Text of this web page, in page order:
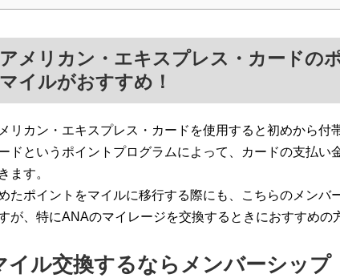
アメリカン・エキスプレス・カードの
マイルがおすすめ！
リカン・エキスプレス・カードを使用すると初めから付
ドというポイントプログラムによって、カードの支払い
ます。
たポイントをマイルに移行する際にも、こちらのメンバ
が、特にANAのマイレージを交換するときにおすすめの
イル交換するならメンバーシップ